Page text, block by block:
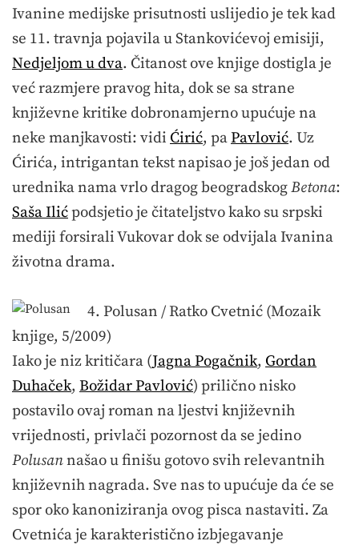
Ivanine medijske prisutnosti uslijedio je tek kad
se 11. travnja pojavila u Stankovićevoj emisiji,
Nedjeljom u dva. Čitanost ove knjige dostigla je
već razmjere pravog hita, dok se sa strane
književne kritike dobronamjerno upućuje na
neke manjkavosti: vidi Ćirić, paPavlović. Uz
Ćirića, intrigantan tekst napisao je još jedan od
urednika nama vrlo dragog beogradskogBetona:
Saša Ilićpodsjetio je čitateljstvo kako su srpski
mediji forsirali Vukovar dok se odvijala Ivanina
životna drama.
4. Polusan / Ratko Cvetnić (Mozaik
knjige, 5/2009)
Iako je niz kritičara (Jagna Pogačnik, Gordan
Duhaček, Božidar Pavlović) prilično nisko
postavilo ovaj roman na ljestvi književnih
vrijednosti, privlači pozornost da se jedino
Polusannašao u finišu gotovo svih relevantnih
književnih nagrada. Sve nas to upućuje da će se
spor oko kanoniziranja ovog pisca nastaviti. Za
Cvetnića je karakteristično izbjegavanje